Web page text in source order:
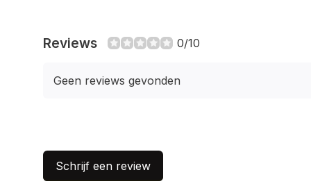
Reviews 0/10
Geen reviews gevonden
Schrijf een review